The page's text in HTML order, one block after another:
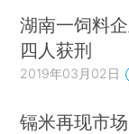
湖南一饲料
四人获刑
2019年03月02日
镉米再现市